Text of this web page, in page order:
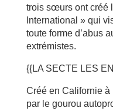
trois sœurs ont créé
International » qui
toute forme d’abus
extrémistes.
{{LA SECTE LES
Créé en Californie
par le gourou